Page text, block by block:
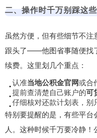
二、操作时千万别踩这
虽然方便，但有些细节不
跟头了——他图省事随便找
续费。这里划几个重点：
认准当地公积金官网或合
提前查清楚自己账户的可
仔细核对还款计划表，别
特别要提醒的是，有些平
人。这种时候千万要冷静